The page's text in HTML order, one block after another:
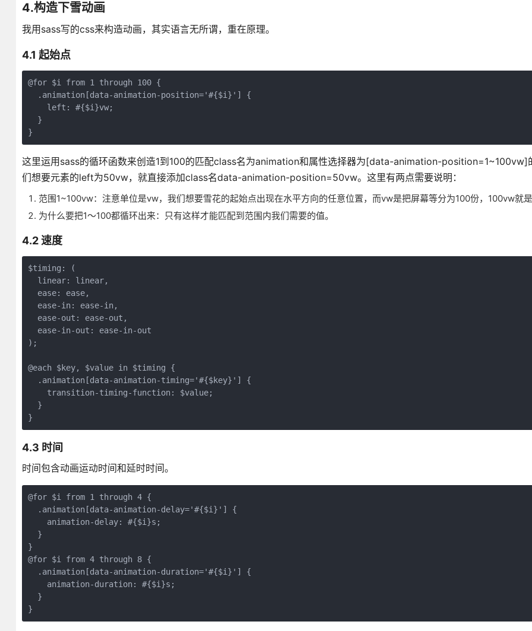
4.构造下雪动画
我用sass写的css来构造动画，其实语言无所谓，重在原理。
4.1 起始点
@for $i from 1 through 100 {
  .animation[data-animation-position='#{$i}'] {
    left: #{$i}vw;
  }
这里运用sass的循环函数来创造1到100的匹配class名为animation和属性选择器为[data-animation-position=1~100vw]
们想要元素的left为50vw，就直接添加class名data-animation-position=50vw。这里有两点需要说明：
范围1~100vw：注意单位是vw，我们想要雪花的起始点出现在水平方向的任意位置，而vw是把屏幕等分为100份，100vw就
为什么要把1～100都循环出来：只有这样才能匹配到范围内我们需要的值。
4.2 速度
$timing: (
  linear: linear,
  ease: ease,
  ease-in: ease-in,
  ease-out: ease-out,
  ease-in-out: ease-in-out
);
@each $key, $value in $timing {
  .animation[data-animation-timing='#{$key}'] {
    transition-timing-function: $value;
  }
4.3 时间
时间包含动画运动时间和延时时间。
@for $i from 1 through 4 {
  .animation[data-animation-delay='#{$i}'] {
    animation-delay: #{$i}s;
  }
}
@for $i from 4 through 8 {
  .animation[data-animation-duration='#{$i}'] {
    animation-duration: #{$i}s;
  }